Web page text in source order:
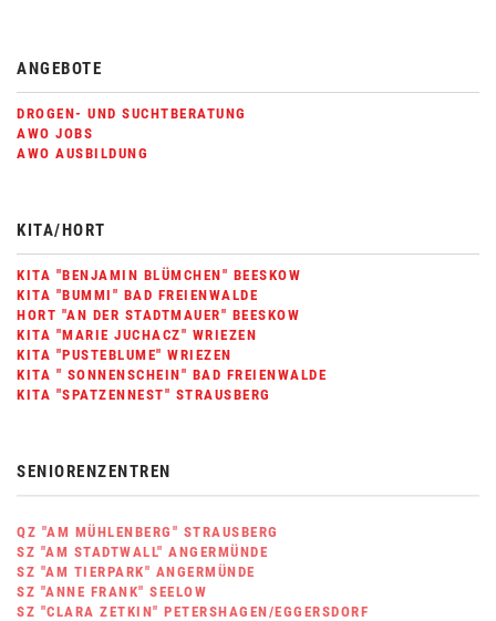
ANGEBOTE
DROGEN- UND SUCHTBERATUNG
AWO JOBS
AWO AUSBILDUNG
KITA/HORT
KITA "BENJAMIN BLÜMCHEN" BEESKOW
KITA "BUMMI" BAD FREIENWALDE
HORT "AN DER STADTMAUER" BEESKOW
KITA "MARIE JUCHACZ" WRIEZEN
KITA "PUSTEBLUME" WRIEZEN
KITA " SONNENSCHEIN" BAD FREIENWALDE
KITA "SPATZENNEST" STRAUSBERG
SENIORENZENTREN
SZ "AM STADTWALL" ANGERMÜNDE
SZ "AM TIERPARK" ANGERMÜNDE
SZ "ANNE FRANK" SEELOW
SZ "CLARA ZETKIN" PETERSHAGEN/EGGERSDORF
SZ "HERBSTSONNE" ODERBERG